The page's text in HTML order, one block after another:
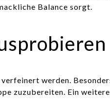
Balance sorgt.
werden.
zuzubereiten. Ein